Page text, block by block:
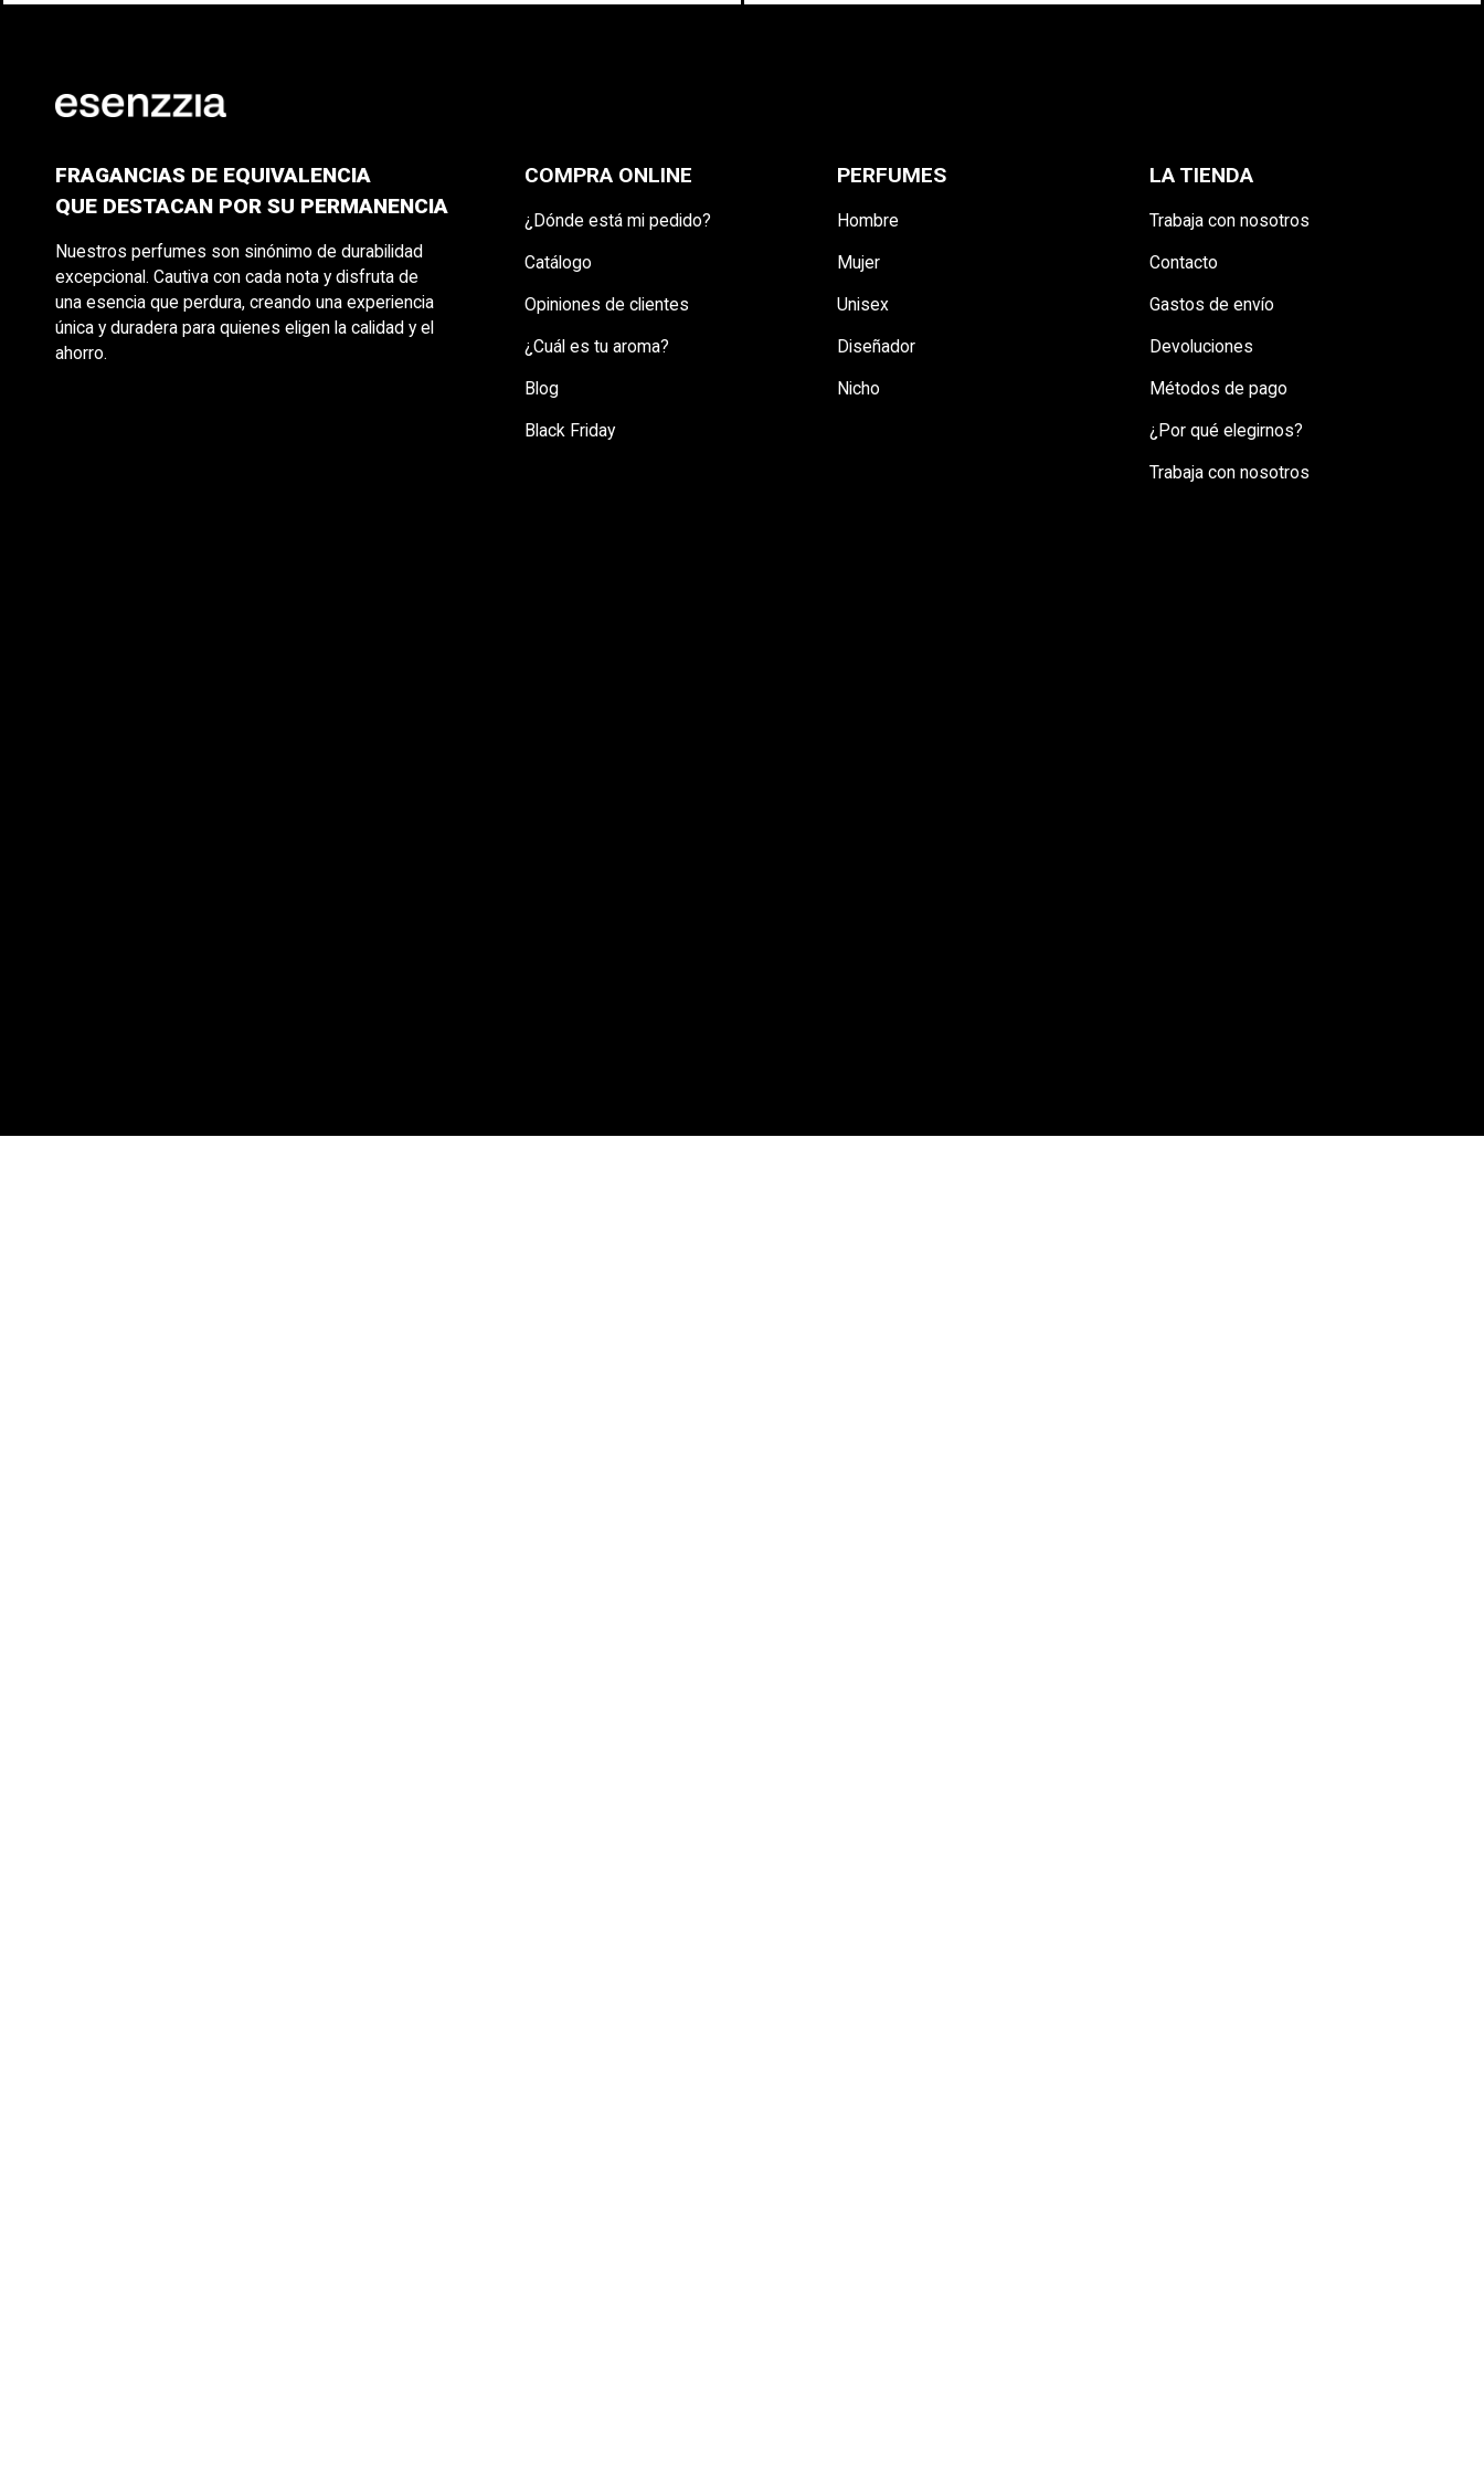
FRAGANCIAS DE EQUIVALENCIA
QUE DESTACAN POR SU PERMANENCIA
Nuestros perfumes son sinónimo de durabilidad
excepcional. Cautiva con cada nota y disfruta de
una esencia que perdura, creando una experiencia
única y duradera para quienes eligen la calidad y el
ahorro.
COMPRA ONLINE
¿Dónde está mi pedido?
Catálogo
Opiniones de clientes
¿Cuál es tu aroma?
Blog
Black Friday
PERFUMES
Hombre
Mujer
Unisex
Diseñador
Nicho
LA TIENDA
Trabaja con nosotros
Contacto
Gastos de envío
Devoluciones
Métodos de pago
¿Por qué elegirnos?
Trabaja con nosotros